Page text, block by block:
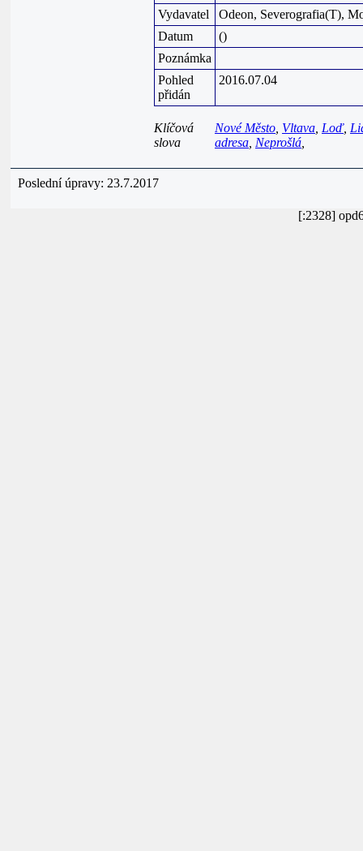
Vydavatel
Odeon, Severografia(T),
Datum
()
Poznámka
Pohled
přidán
2016.07.04
Klíčová
slova
Nové Město Vltava Loď,
adresa Neprošlá
Poslední úpravy: 23.7.2017
[:2328]